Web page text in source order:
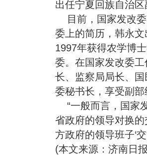
出任宁夏回族自治
目前，国家发改
委上的简历，韩永
1997年获得农学博
委。在国家发改委
长、监察局局长、
委秘书长，享受副
“一般而言，国家
省政府的领导对换
方政府的领导班子‘
(本文来源：济南日